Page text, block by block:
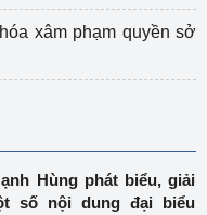
xâm phạm quyền sở
Hùng phát biểu, giải
số nội dung đại biểu